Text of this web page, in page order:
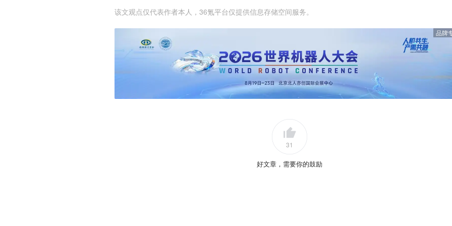
该文观点仅代表作者本人，36氪平台仅提供信息存储空间服务。
品牌
31
好文章，需要你的鼓励